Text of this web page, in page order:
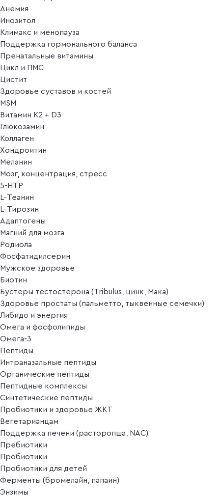
Анемия
Инозитол
Климакс и менопауза
Поддержка гормонального баланса
Пренатальные витамины
Цикл и ПМС
Цистит
Здоровье суставов и костей
MSM
Витамин K2 + D3
Глюкозамин
Коллаген
Хондроитин
Меланин
Мозг, концентрация, стресс
5-HTP
L-Теанин
L-Тирозин
Адаптогены
Магний для мозга
Родиола
Фосфатидилсерин
Мужское здоровье
Биотин
Бустеры тестостерона (Tribulus, цинк, Мака)
Здоровье простаты (пальметто, тыквенные семечки)
Либидо и энергия
Омега и фосфолипиды
Омега-3
Пептиды
Интраназальные пептиды
Органические пептиды
Пептидные комплексы
Синтетические пептиды
Пробиотики и здоровье ЖКТ
Вегетарианцам
Поддержка печени (расторопша, NAC)
Пребиотики
Пробиотики
Пробиотики для детей
Ферменты (бромелайн, папаин)
Энзимы